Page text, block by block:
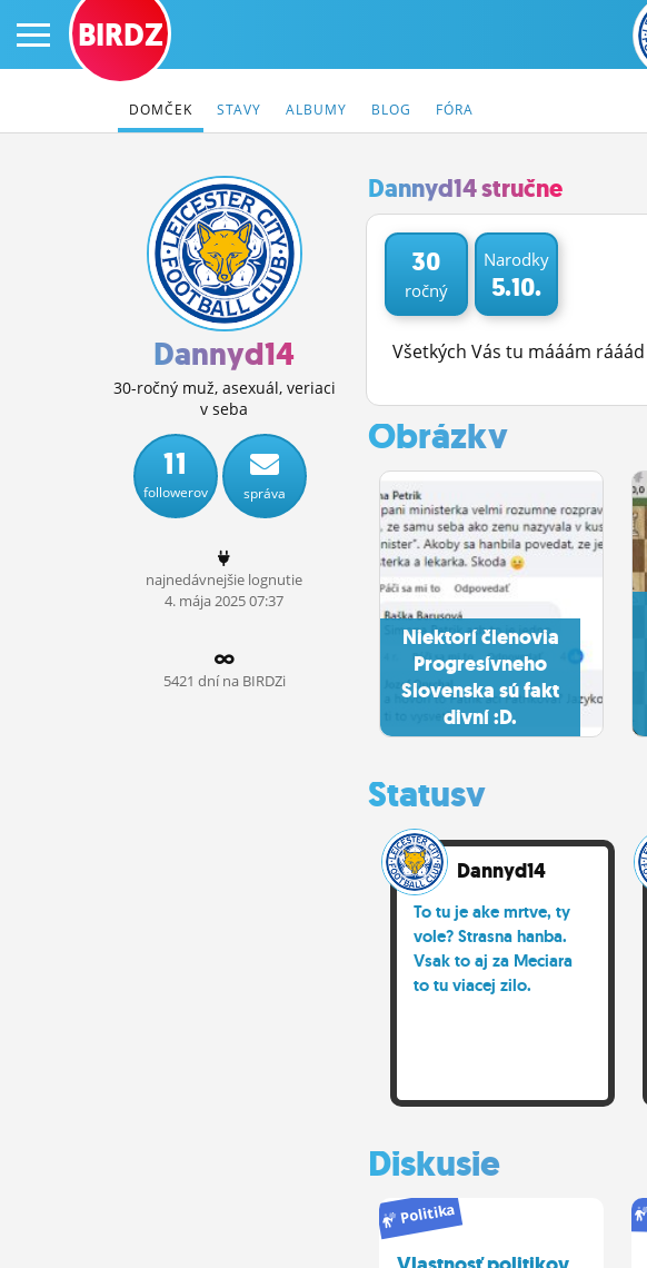
PRIHLÁS SA
ČINŽIAK
FÓRUM
STATUSY
BLOGY
OBRÁZKY
ĽUDIA
MÔJ PROFIL
NASTAVENIA
BIRDZ
DOMČEK STAVY ALBUMY BLOG FÓRA
Dannyd14
30-ročný muž, asexuál, veriaci
v seba
11
followerov správa
najnedávnejšie lognutie
4. mája2025 07:37
5421 dní na BIRDZi
Dannyd14 stručne
30
ročný
Narodky
5.10.
Všetkých Vás tu mááám rááád
Obrázky
Niektorí členovia
Progresívneho
Slovenska sú fakt
divní :D.
Statusy
Dannyd14
To tu je ake mrtve, ty
vole? Strasna hanba.
Vsak to aj za Meciara
to tu viacej zilo.
Diskusie
Politika